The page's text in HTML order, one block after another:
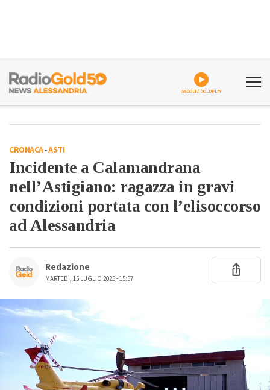
ASCOLTA GOLDPLAY
CRONACA-ASTI
Incidente a Calamandrana
nell’Astigiano: ragazza in gravi
condizioni portata con l’elisoccorso
ad Alessandria
Redazione
MARTEDÌ, 15 LUGLIO 2025 - 15:57